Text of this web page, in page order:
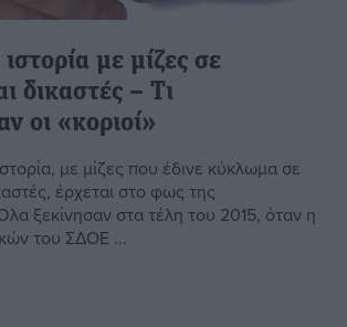
με μίζες σε
δικαστές – Τι
οι «κοριοί»
με μίζες που έδινε κύκλωμα σε
έρχεται στο φως της
ξεκίνησαν στα τέλη του 2015, όταν η
του ΣΔΟΕ ...